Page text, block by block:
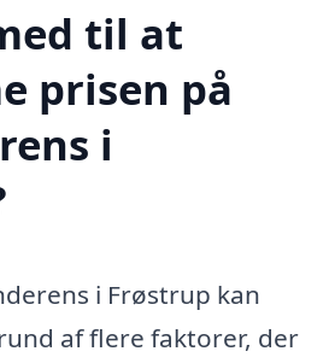
til at
prisen på
i
i Frøstrup kan
af flere faktorer, der